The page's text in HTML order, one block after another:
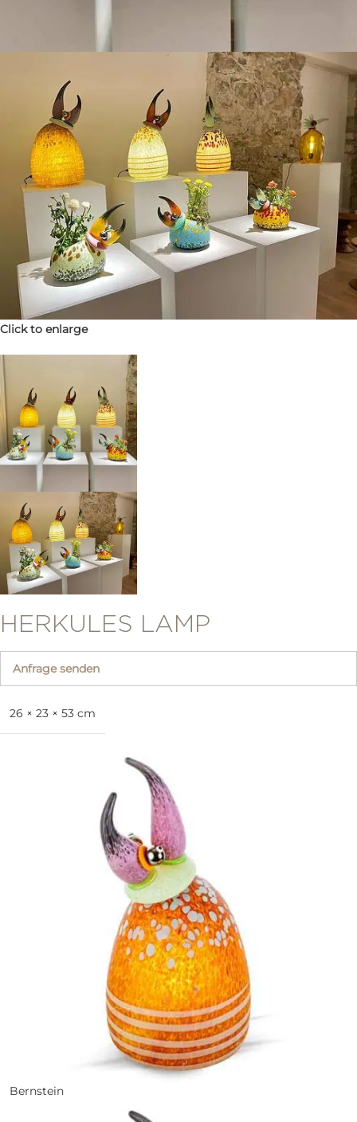
Click to enlarge
HERKULES LAMP
Anfrage senden
26 × 23 × 53 cm
Bernstein